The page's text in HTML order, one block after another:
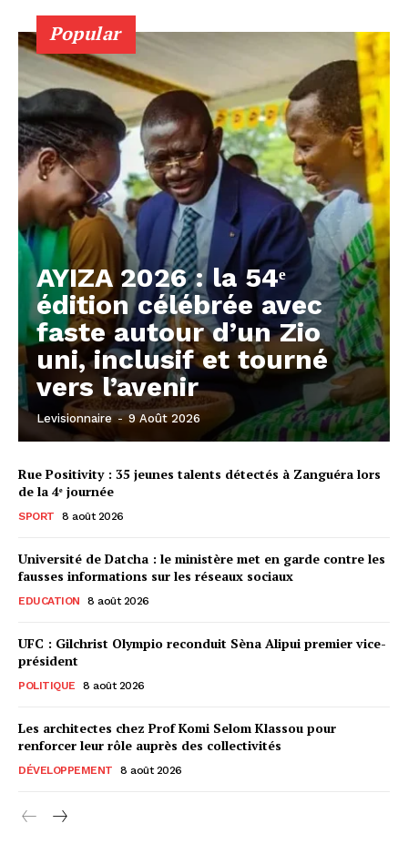
Popular
AYIZA 2026 : la 54ᵉ
édition célébrée avec
faste autour d’un Zio
uni, inclusif et tourné
vers l’avenir
Levisionnaire - 9 Août 2026
Rue Positivity : 35 jeunes talents détectés à Zanguéra lors
de la 4ᵉ journée
SPORT 8 août 2026
Université de Datcha : le ministère met en garde contre les
fausses informations sur les réseaux sociaux
EDUCATION 8 août 2026
UFC : Gilchrist Olympio reconduit Sèna Alipui premier vice-
président
POLITIQUE 8 août 2026
Les architectes chez Prof Komi Selom Klassou pour
renforcer leur rôle auprès des collectivités
DÉVELOPPEMENT 8 août 2026